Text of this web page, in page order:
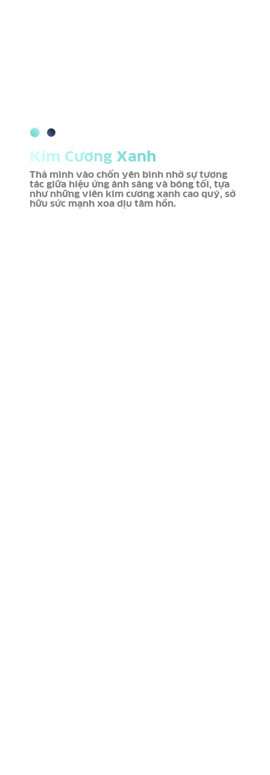
Kim Cương Xanh
Thả mình vào chốn yên bình nhờ sự tương
tác giữa hiệu ứng ánh sáng và bóng tối, tựa
như những viên kim cương xanh cao quý, sở
hữu sức mạnh xoa dịu tâm hồn.